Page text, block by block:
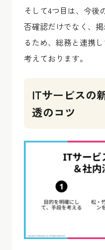
そして4つ目は、今後
否確認だけでなく、
るため、総務と連携
考えております。
ITサービスの
透のコツ